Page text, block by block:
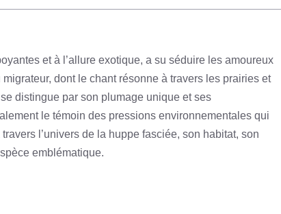
et à l’allure exotique, a su séduire les amoureux
dont le chant résonne à travers les prairies et
distingue par son plumage unique et ses
le témoin des pressions environnementales qui
l’univers de la huppe fasciée, son habitat, son
emblématique.